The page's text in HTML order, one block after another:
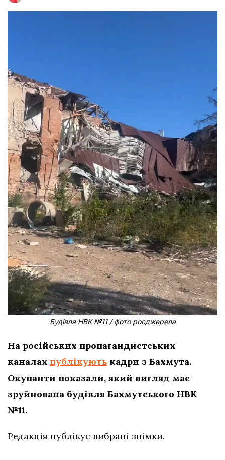
Будівля НВК №11 / фото росджерела
На російських пропагандистських
каналах публікують кадри з Бахмута.
Окупанти показали, який вигляд має
зруйнована будівля Бахмутського НВК
№11.
Редакція публікує вибрані знімки.